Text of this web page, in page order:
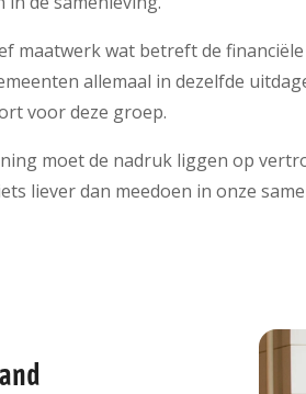
maatwerk wat betreft de
allemaal in dezelfde
voor deze groep.
moet de nadruk liggen op
liever dan meedoen in onze